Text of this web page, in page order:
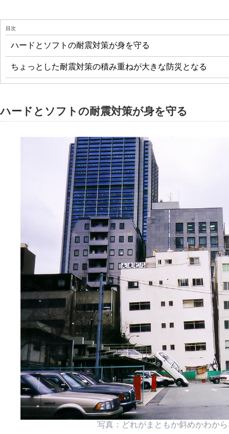
目次
ハードとソフトの耐震対策が身を守る
ちょっとした耐震対策の積み重ねが大きな防災となる
ハードとソフトの耐震対策が身を守る
写真：どれがまともか斜めかわか